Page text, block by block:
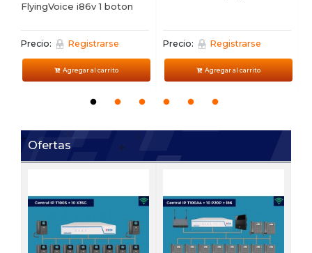
FlyingVoice i86v 1 boton
Precio: Registrarse
Agregar al carrito
Precio: Registrarse
Agregar al carrito
Ofertas